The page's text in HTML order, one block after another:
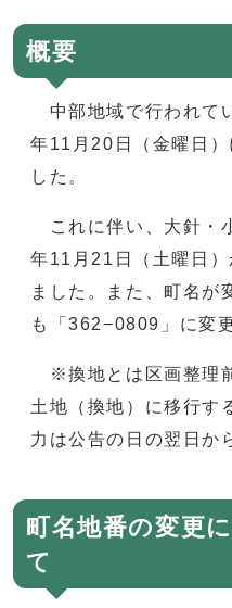
概要
中部地域で行われて
年11月20日（金曜日）
した。
これに伴い、大針・
年11月21日（土曜日）
ました。また、町名が
も「362−0809」に変
※換地とは区画整理
土地（換地）に移行す
力は公告の日の翌日か
町名地番の変更
て